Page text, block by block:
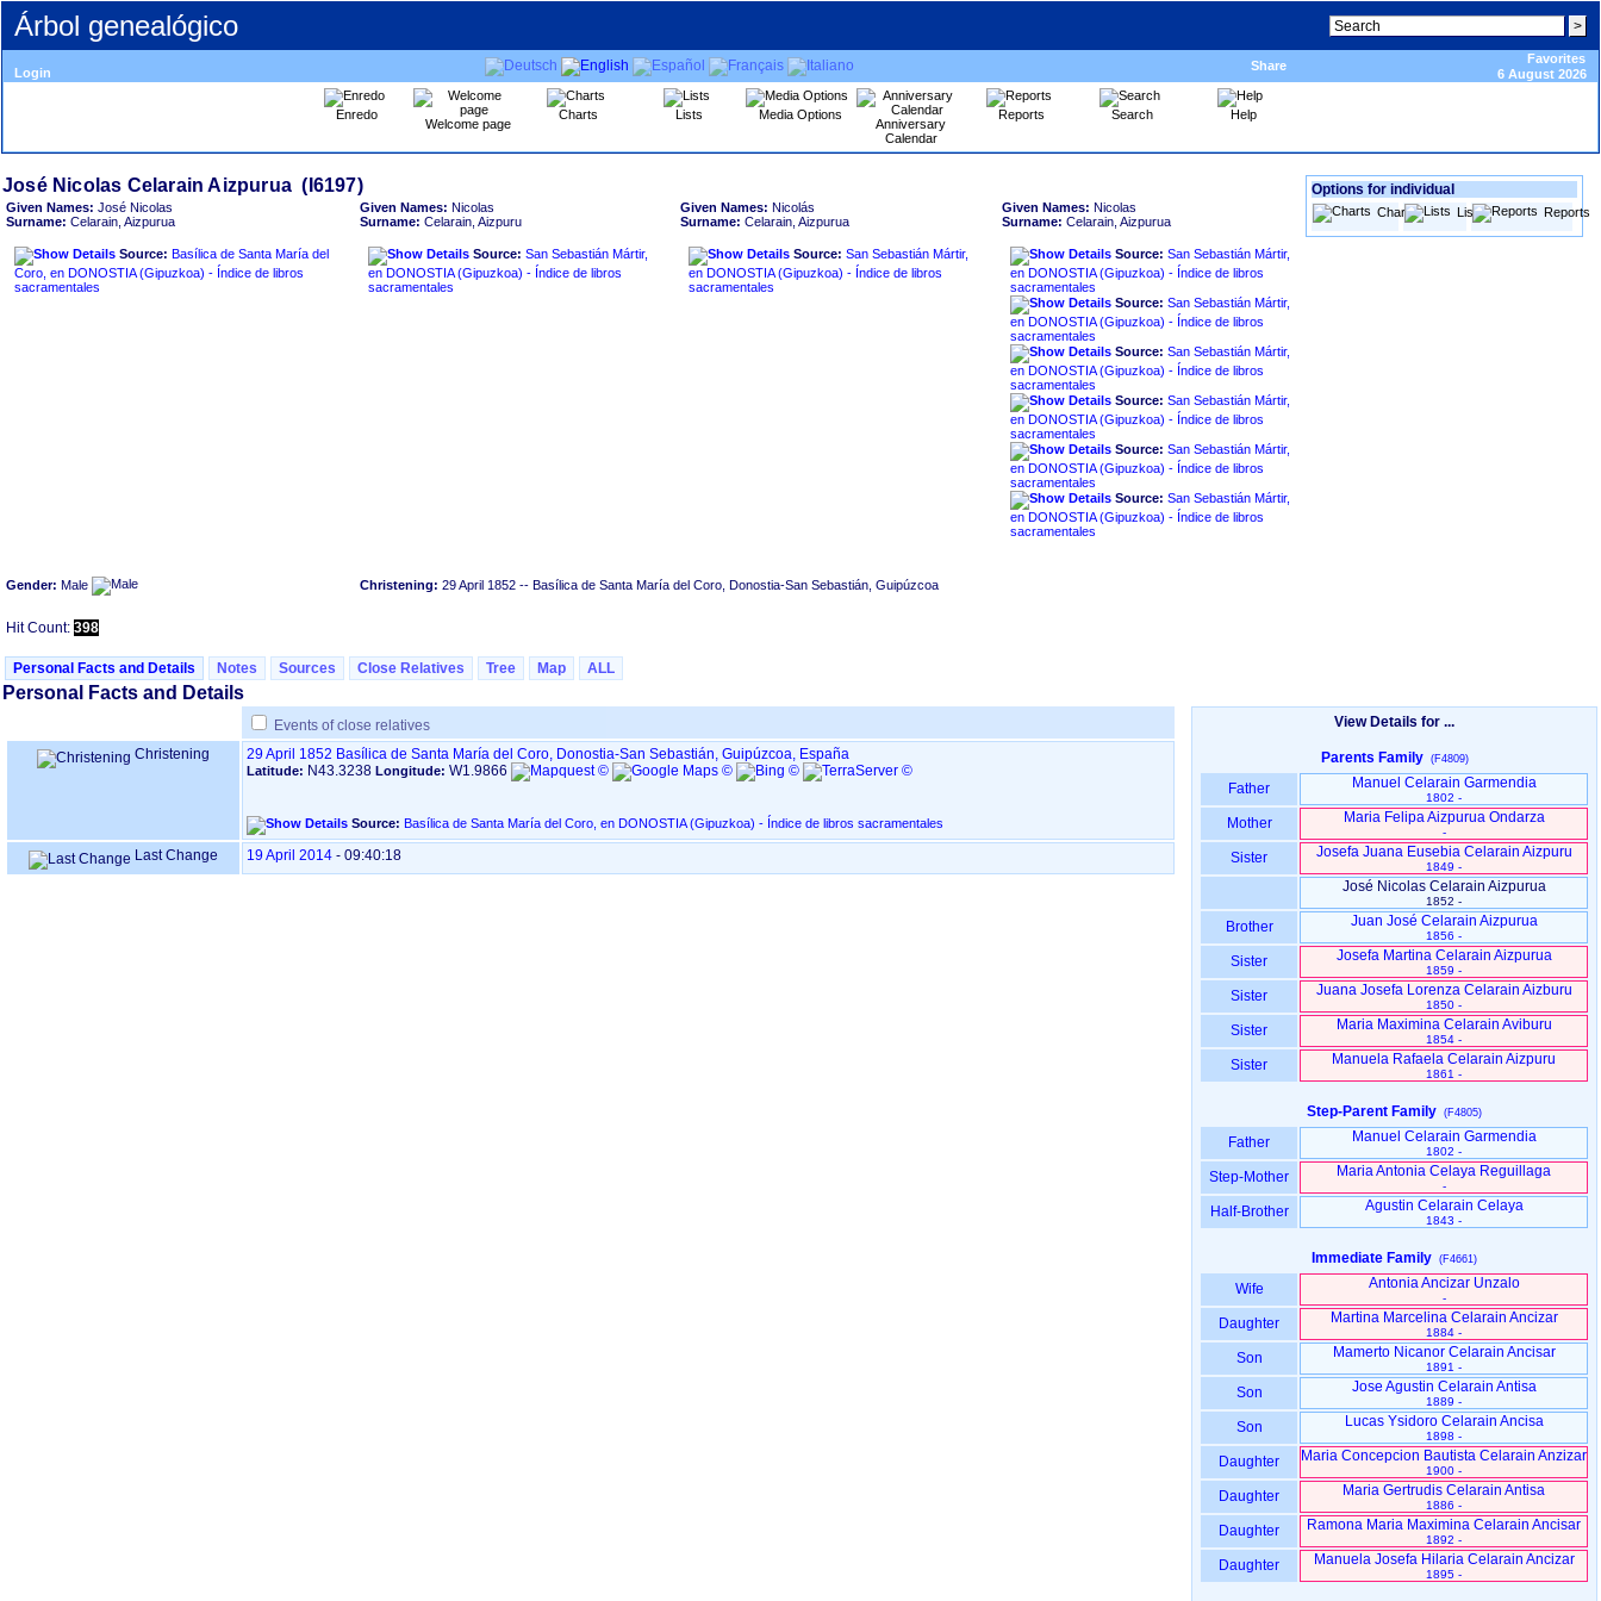
Árbol genealógico
Login Share
Favorites
6 August 2026
Enredo
Welcome page
Charts Lists Media Options
Anniversary
Calendar
Reports Search Help
José Nicolas Celarain Aizpurua ‏(I6197)‏
Given Names: José Nicolas
Surname: Celarain, Aizpurua
Source: Basílica de Santa María del
Coro, en DONOSTIA ‏(Gipuzkoa)‏ - Índice de libros
sacramentales
Given Names: Nicolas
Surname: Celarain, Aizpuru
Source: San Sebastián Mártir,
en DONOSTIA ‏(Gipuzkoa)‏ - Índice de libros
sacramentales
Given Names: Nicolás
Surname: Celarain, Aizpurua
Source: San Sebastián Mártir,
en DONOSTIA ‏(Gipuzkoa)‏ - Índice de libros
sacramentales
Given Names: Nicolas
Surname: Celarain, Aizpurua
Source: San Sebastián Mártir,
en DONOSTIA ‏(Gipuzkoa)‏ - Índice de libros
sacramentales
Source: San Sebastián Mártir,
en DONOSTIA ‏(Gipuzkoa)‏ - Índice de libros
sacramentales
Source: San Sebastián Mártir,
en DONOSTIA ‏(Gipuzkoa)‏ - Índice de libros
sacramentales
Source: San Sebastián Mártir,
en DONOSTIA ‏(Gipuzkoa)‏ - Índice de libros
sacramentales
Source: San Sebastián Mártir,
en DONOSTIA ‏(Gipuzkoa)‏ - Índice de libros
sacramentales
Source: San Sebastián Mártir,
en DONOSTIA ‏(Gipuzkoa)‏ - Índice de libros
sacramentales
Gender: Male Christening: 29 April 1852 -- Basílica de Santa María del Coro, Donostia-San Sebastián, Guipúzcoa
Hit Count: 398
Options for individual
Charts Lists Reports
Personal Facts and Details Notes Sources Close Relatives Tree Map ALL
Personal Facts and Details
Events of close relatives
Christening
29 April 1852 Basílica de Santa María del Coro, Donostia-San Sebastián, Guipúzcoa, España
Latitude: N43.3238 Longitude: W1.9866
Source: Basílica de Santa María del Coro, en DONOSTIA ‏(Gipuzkoa)‏ - Índice de libros sacramentales
Last Change 19 April 2014 - 09:40:18
View Details for ...
Parents Family (F4809)
Father Manuel Celarain Garmendia
1802 -
Mother Maria Felipa Aizpurua Ondarza
-
Sister Josefa Juana Eusebia Celarain Aizpuru
1849 -
José Nicolas Celarain Aizpurua
1852 -
Brother Juan José Celarain Aizpurua
1856 -
Sister Josefa Martina Celarain Aizpurua
1859 -
Sister Juana Josefa Lorenza Celarain Aizburu
1850 -
Sister Maria Maximina Celarain Aviburu
1854 -
Sister Manuela Rafaela Celarain Aizpuru
1861 -
Step-Parent Family (F4805)
Father Manuel Celarain Garmendia
1802 -
Step-Mother Maria Antonia Celaya Reguillaga
-
Half-Brother Agustin Celarain Celaya
1843 -
Immediate Family (F4661)
Wife Antonia Ancizar Unzalo
-
Daughter Martina Marcelina Celarain Ancizar
1884 -
Son Mamerto Nicanor Celarain Ancisar
1891 -
Son Jose Agustin Celarain Antisa
1889 -
Son Lucas Ysidoro Celarain Ancisa
1898 -
Daughter Maria Concepcion Bautista Celarain Anzizar
1900 -
Daughter Maria Gertrudis Celarain Antisa
1886 -
Daughter Ramona Maria Maximina Celarain Ancisar
1892 -
Daughter Manuela Josefa Hilaria Celarain Ancizar
1895 -